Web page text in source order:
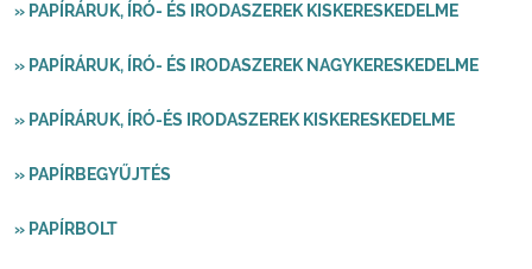
» PAPÍRÁRUK, ÍRÓ- ÉS IRODASZEREK KISKERESKEDELME
» PAPÍRÁRUK, ÍRÓ- ÉS IRODASZEREK NAGYKERESKEDELME
» PAPÍRÁRUK, ÍRÓ-ÉS IRODASZEREK KISKERESKEDELME
» PAPÍRBEGYŰJTÉS
» PAPÍRBOLT